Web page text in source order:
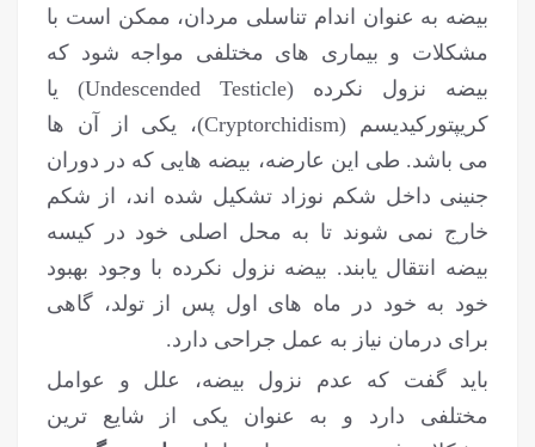
بیضه به عنوان اندام تناسلی مردان، ممکن است با
مشکلات و بیماری های مختلفی مواجه شود که
بیضه نزول نکرده (Undescended Testicle) یا
کریپتورکیدیسم (Cryptorchidism)، یکی از آن ها
می باشد. طی این عارضه، بیضه هایی که در دوران
جنینی داخل شکم نوزاد تشکیل شده اند، از شکم
خارج نمی شوند تا به محل اصلی خود در کیسه
بیضه انتقال یابند. بیضه نزول نکرده با وجود بهبود
خود به خود در ماه های اول پس از تولد، گاهی
برای درمان نیاز به عمل جراحی دارد.
باید گفت که عدم نزول بیضه، علل و عوامل
مختلفی دارد و به عنوان یکی از شایع ترین